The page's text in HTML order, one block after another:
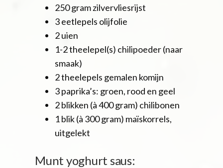
250 gram zilvervliesrijst
3 eetlepels olijfolie
2 uien
1-2 theelepel(s) chilipoeder (naar
smaak)
2 theelepels gemalen komijn
3 paprika’s: groen, rood en geel
2 blikken (à 400 gram) chilibonen
1 blik (à 300 gram) maïskorrels,
uitgelekt
Munt yoghurt saus: